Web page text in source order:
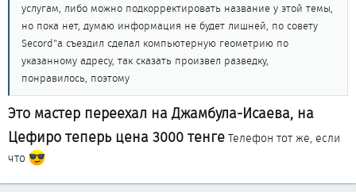
услугам, либо можно подкорректировать название у этой темы,
но пока нет, думаю информация не будет лишней, по совету
Secord"а съездил сделал компьютерную геометрию по
указанному адресу, так сказать произвел разведку,
понравилось, поэтому
Это мастер переехал на Джамбула-Исаева, на
Цефиро теперь цена 3000 тенге Телефон тот же, если
что